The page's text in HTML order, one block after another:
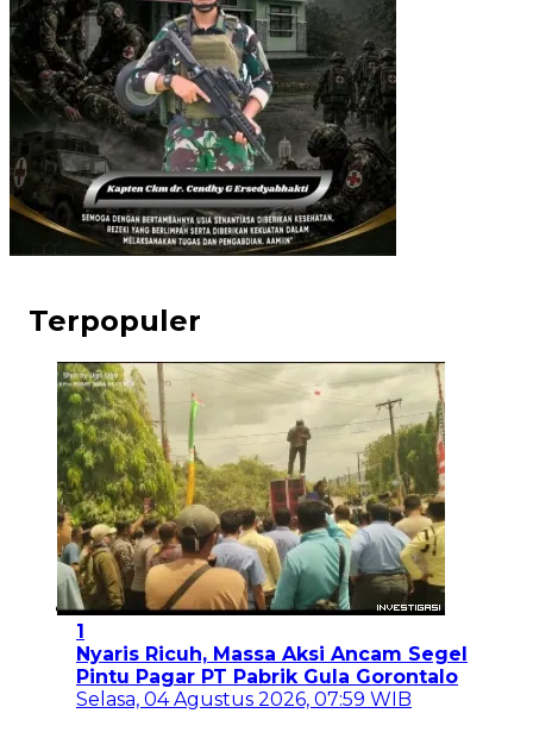
Terpopuler
1
Nyaris Ricuh, Massa Aksi Ancam Segel
Pintu Pagar PT Pabrik Gula Gorontalo
Selasa, 04 Agustus 2026, 07:59 WIB